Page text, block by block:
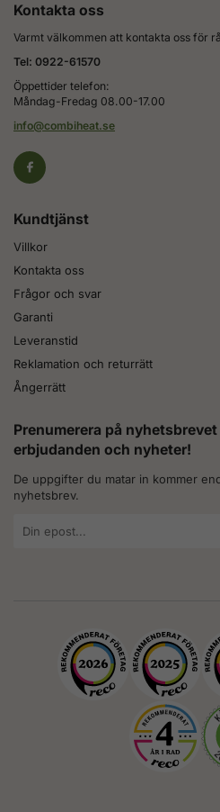
Kontakta oss
Varmt välkommen att kontakta oss för
Tel: 0922-61570
Öppettider telefon:
Måndag-Fredag 08.00-17.00
info@combiheat.se
Kundtjänst
Villkor
Kontakta oss
Frågor och svar
Garanti
Leveranstid
Reklamation och returrätt
Ångerrätt
Prenumerera på
erbjudanden och nyheter!
De uppgifter du matar in kommer
nyhetsbrev.
postadress